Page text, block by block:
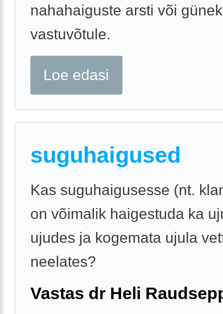
nahahaiguste arsti või
vastuvõtule.
Loe edasi
suguhaigused
Kas suguhaigusesse (nt.
on võimalik haigestuda ka
ujudes ja kogemata ujula
neelates?
Vastas dr Heli